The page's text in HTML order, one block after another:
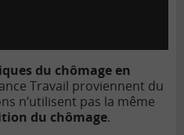
du chômage en
Travail proviennent du
n’utilisent pas la même
du chômage.